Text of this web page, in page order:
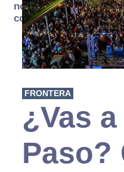
no se
consume
FRONTERA
¿Vas a
Paso?